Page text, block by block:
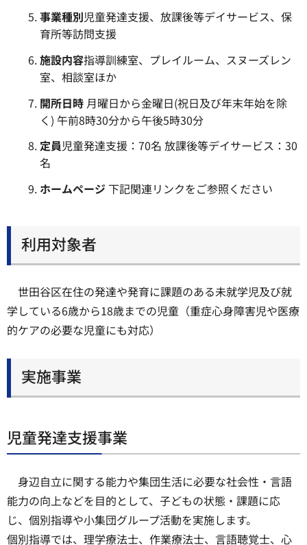
事業種別児童発達支援、放課後等デイサービス、保
育所等訪問支援
施設内容指導訓練室、プレイルーム、スヌーズレン
室、相談室ほか
開所日時 月曜日から金曜日(祝日及び年末年始を除
く) 午前8時30分から午後5時30分
定員児童発達支援：70名 放課後等デイサービス：30
名
ホームページ下記関連リンクをご参照ください
利用対象者
世田谷区在住の発達や発育に課題のある未就学児及び就
学している6歳から18歳までの児童（重症心身障害児や医療
的ケアの必要な児童にも対応）
実施事業
児童発達支援事業
身辺自立に関する能力や集団生活に必要な社会性・言語
能力の向上などを目的として、子どもの状態・課題に応
じ、個別指導や小集団グループ活動を実施します。
個別指導では、理学療法士、作業療法士、言語聴覚士、心